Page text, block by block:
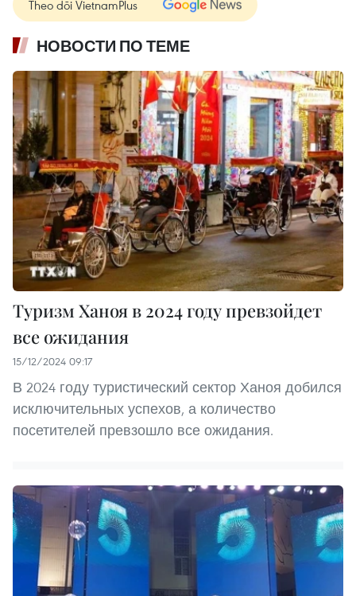
Theo dõi VietnamPlus
НОВОСТИ ПО ТЕМЕ
Туризм Ханоя в 2024 году превзойдет
все ожидания
15/12/2024 09:17
В 2024 году туристический сектор Ханоя добился
исключительных успехов, а количество
посетителей превзошло все ожидания.